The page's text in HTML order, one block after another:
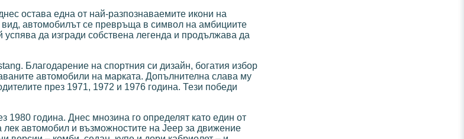
остава една от най-разпознаваемите икони на
автомобилът се превръща в символ на амбициите
да изгради собствена легенда и продължава да
Благодарение на спортния си дизайн, богатия избор
автомобили на марката. Допълнителна слава му
през 1971, 1972 и 1976 година. Тези победи
1980 година. Днес мнозина го определят като един от
автомобил и възможностите на Jeep за движение